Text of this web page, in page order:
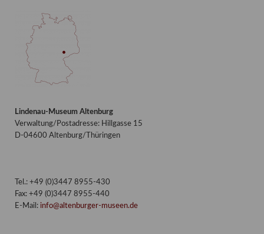
Lindenau-Museum Altenburg
Verwaltung/Postadresse: Hillgasse 15
D-04600 Altenburg/Thüringen
Tel.: +49 (0)3447 8955-430
Fax: +49 (0)3447 8955-440
E-Mail: info@altenburger-museen.de